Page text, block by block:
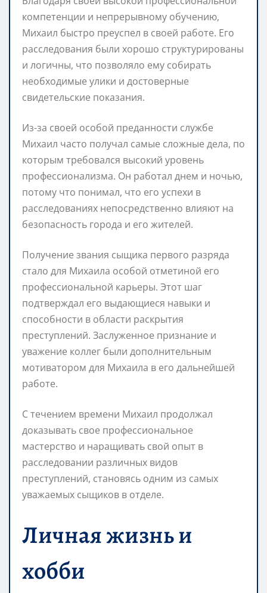
компетенции и непрерывному обучению,
Михаил быстро преуспел в своей работе. Его
расследования были хорошо структурированы
и логичны, что позволяло ему собирать
необходимые улики и достоверные
свидетельские показания.
Из-за своей особой преданности службе
Михаил часто получал самые сложные дела, по
которым требовался высокий уровень
профессионализма. Он работал днем и ночью,
потому что понимал, что его успехи в
расследованиях непосредственно влияют на
безопасность города и его жителей.
Получение звания сыщика первого разряда
стало для Михаила особой отметиной его
профессиональной карьеры. Этот шаг
подтверждал его выдающиеся навыки и
способности в области раскрытия
преступлений. Заслуженное признание и
уважение коллег были дополнительным
мотиватором для Михаила в его дальнейшей
работе.
С течением времени Михаил продолжал
доказывать свое профессиональное
мастерство и наращивать свой опыт в
расследовании различных видов
преступлений, становясь одним из самых
уважаемых сыщиков в отделе.
Личная жизнь и
хобби